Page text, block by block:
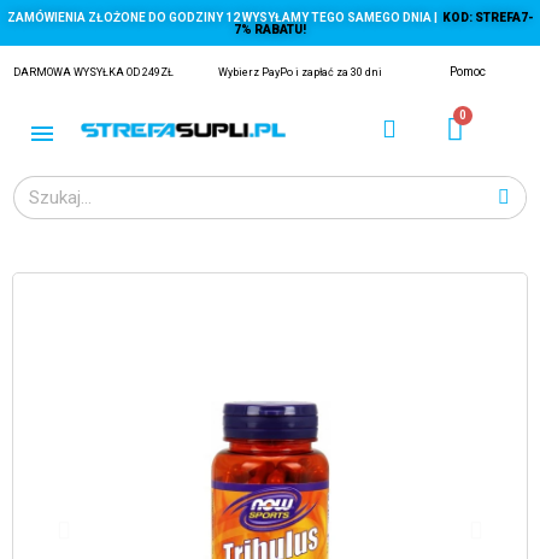
ZAMÓWIENIA ZŁOŻONE DO GODZINY 12 WYSYŁAMY TEGO SAMEGO DNIA |
KOD: STREFA7-
7% RABATU!
DARMOWA WYSYŁKA OD 249ZŁ Wybierz PayPo i zapłać za 30 dni Pomoc